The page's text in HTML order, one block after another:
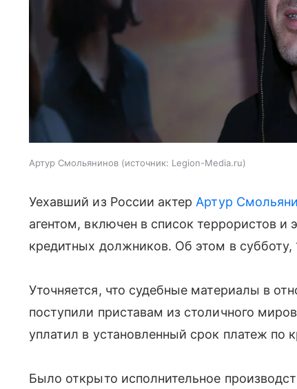
Артур Смольянинов источник: Legion-Media.ru
Уехавший из России актер Артур
агентом, включен в список террористов и
кредитных должников. Об этом в
Уточняется, что судебные материалы в
поступили приставам из столичного
уплатил в установленный срок платеж по
Было открыто исполнительное